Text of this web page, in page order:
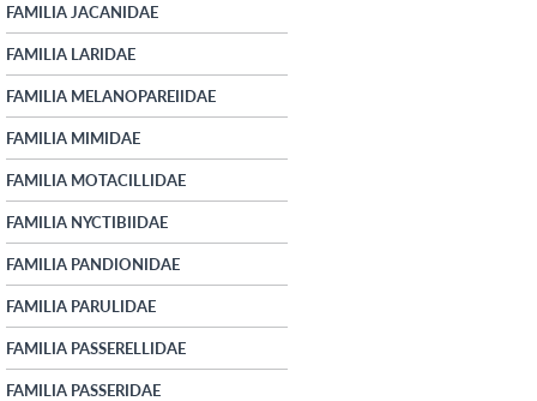
FAMILIA JACANIDAE
FAMILIA LARIDAE
FAMILIA MELANOPAREIIDAE
FAMILIA MIMIDAE
FAMILIA MOTACILLIDAE
FAMILIA NYCTIBIIDAE
FAMILIA PANDIONIDAE
FAMILIA PARULIDAE
FAMILIA PASSERELLIDAE
FAMILIA PASSERIDAE